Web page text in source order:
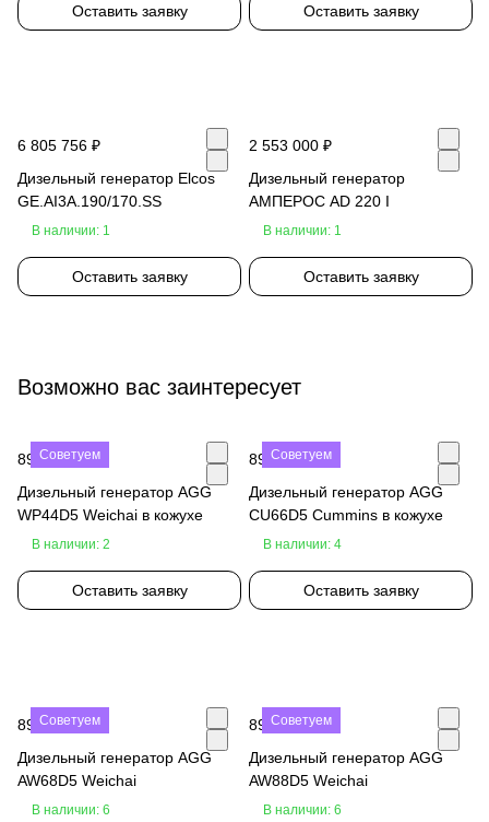
Оставить заявку Оставить заявку
6 805 756 ₽
Дизельный генератор Elcos
GE.AI3A.190/170.SS
В наличии: 1
Оставить заявку
2 553 000 ₽
Дизельный генератор
АМПЕРОС AD 220 I
В наличии: 1
Оставить заявку
Возможно вас заинтересует
Советуем
890 000 ₽
Дизельный генератор AGG
WP44D5 Weichai в кожухе
В наличии: 2
Оставить заявку
Советуем
890 000 ₽
Дизельный генератор AGG
CU66D5 Cummins в кожухе
В наличии: 4
Оставить заявку
Советуем
890 000 ₽
Дизельный генератор AGG
AW68D5 Weichai
В наличии: 6
Советуем
890 000 ₽
Дизельный генератор AGG
AW88D5 Weichai
В наличии: 6